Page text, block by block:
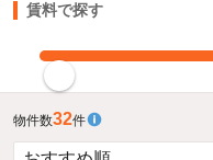
賃料で探す
物件数32件